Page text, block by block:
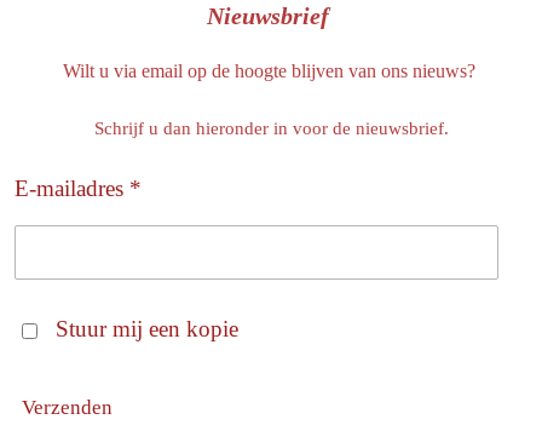
Nieuwsbrief
Wilt u via email op de hoogte blijven van ons nieuws?
Schrijf u dan hieronder in voor de nieuwsbrief.
E-mailadres *
Stuur mij een kopie
Verzenden